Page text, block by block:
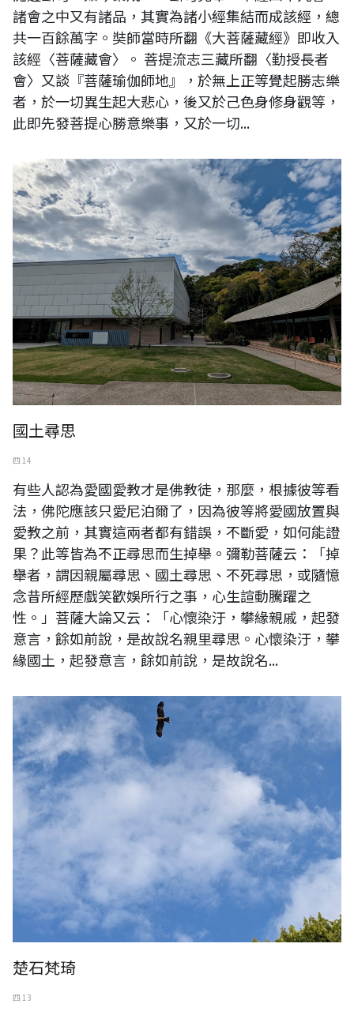
諸會之中又有諸品，其實為諸小經集結而成該經，總
共一百餘萬字。奘師當時所翻《大菩薩藏經》即收入
該經〈菩薩藏會〉。 菩提流志三藏所翻〈勤授長者
會〉又談『菩薩瑜伽師地』，於無上正等覺起勝志樂
者，於一切異生起大悲心，後又於己色身修身觀等，
此即先發菩提心勝意樂事，又於一切...
國土尋思
四 14
有些人認為愛國愛教才是佛教徒，那麼，根據彼等看
法，佛陀應該只愛尼泊爾了，因為彼等將愛國放置與
愛教之前，其實這兩者都有錯誤，不斷愛，如何能證
果？此等皆為不正尋思而生掉舉。彌勒菩薩云：「掉
舉者，謂因親屬尋思、國土尋思、不死尋思，或隨憶
念昔所經歷戲笑歡娛所行之事，心生諠動騰躍之
性。」菩薩大論又云：「心懷染汙，攀緣親戚，起發
意言，餘如前說，是故說名親里尋思。心懷染汙，攀
緣國土，起發意言，餘如前說，是故說名...
楚石梵琦
四 13